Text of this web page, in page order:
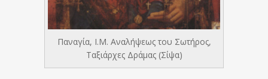
Παναγία, Ι.Μ. Αναλήψεως του Σωτήρος,
Ταξιάρχες Δράμας (Σίψα)